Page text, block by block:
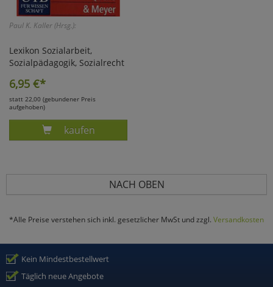
Paul K. Kaller (Hrsg.):
Lexikon Sozialarbeit,
Sozialpädagogik, Sozialrecht
6,95 €*
statt 22,00 (gebundener Preis
aufgehoben)
Produkt KALLER, LEXIKON SOZIALARBEIT,
kaufen
NACH OBEN
*Alle Preise verstehen sich inkl. gesetzlicher MwSt und zzgl. Versandkosten
Kein Mindestbestellwert
Täglich neue Angebote